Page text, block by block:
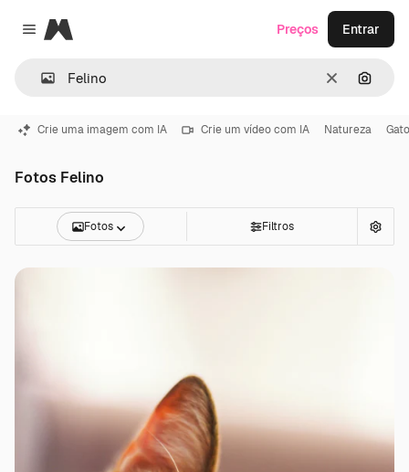
Close menu
Magnific
Limpar
Preços Entrar
Crie uma imagem com IA Crie um vídeo com IA Natureza Gato
Fotos Felino
Fotos Filtros